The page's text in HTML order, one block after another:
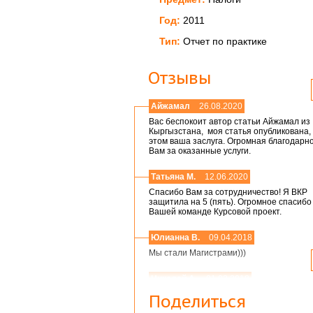
Год: 2011
Тип: Отчет по практике
Отзывы
Айжамал
26.08.2020
Вас беспокоит автор статьи Айжамал из
Кыргызстана, моя статья опубликована,
этом ваша заслуга. Огромная
Вам за оказанные услуги.
Татьяна М.
12.06.2020
Спасибо Вам за сотрудничество! Я ВКР
защитила на 5 (пять). Огромное
Вашей команде Курсовой проект.
Юлианна В.
09.04.2018
Мы стали Магистрами)))
Мария,добрый день! Спасибо большое.
Защитился на 4!всего доброго
Поделиться